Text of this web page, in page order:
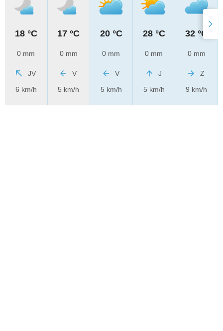
18 °C
0 mm
JV
6 km/h
17 °C
0 mm
V
5 km/h
20 °C
0 mm
V
5 km/h
28 °C
0 mm
J
5 km/h
32 °C
0 mm
Z
9 km/h